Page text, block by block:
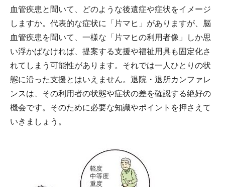
血管疾患と聞いて、どのような後遺症や症状をイメージ
しますか。代表的な症状に「片マヒ」がありますが、脳
血管疾患を聞いて、一様な「片マヒの利用者像」しか思
い浮かばなければ、提案する支援や福祉用具も固定化さ
れてしまう可能性があります。それでは一人ひとりの状
態に沿った支援とはいえません。退院・退所カンファレ
ンスは、その利用者の状態や症状の差を確認する絶好の
機会です。そのために必要な知識やポイントを押さえて
いきましょう。